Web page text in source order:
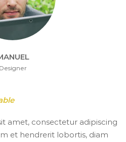
Designer
amet, consectetur adipiscing
et hendrerit lobortis, diam